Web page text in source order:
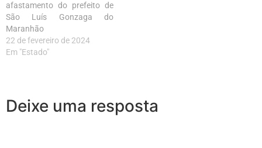
afastamento do prefeito de
São Luís Gonzaga do
Maranhão
22 de fevereiro de 2024
Em "Estado"
Deixe uma resposta